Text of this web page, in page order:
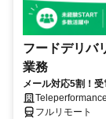
フードデリバ
業務
メール対応5割！
フルリモート